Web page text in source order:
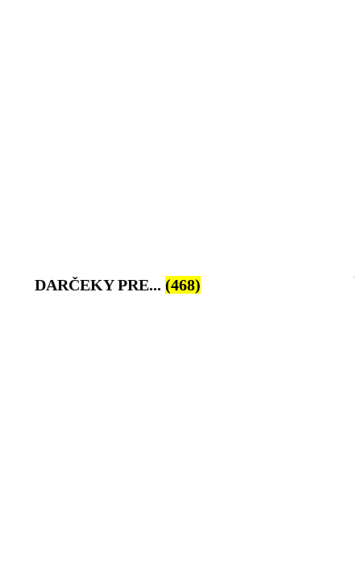
DARČEKY PRE... (468)